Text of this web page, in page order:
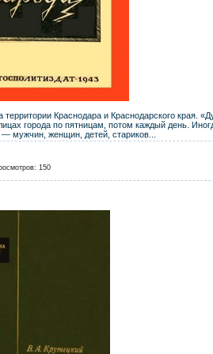
Краснодара и Краснодарского края.
города по пятницам, потом каждый день.
мужчин, женщин, детей, стариков...
150